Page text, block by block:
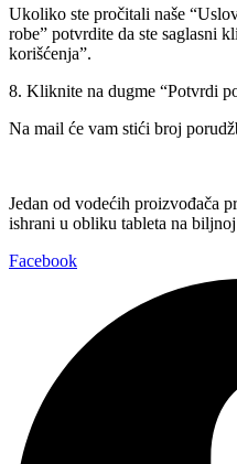
Ukoliko ste pročitali naše
robe” potvrdite da ste saglasni
korišćenja”.
8. Kliknite na dugme “Potvrdi
Na mail će vam stići broj
Jedan od vodećih proizvođača
ishrani u obliku tableta na
Facebook